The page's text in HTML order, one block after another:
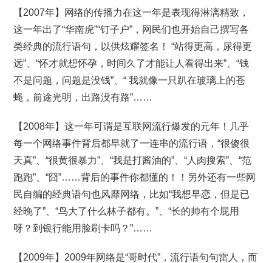
【2007年】网络的传播力在这一年是表现得淋漓精致，
这一年出了“华南虎”“钉子户”，网民们也开始自己撰写各
类经典的流行语句，以供炫耀签名！ “站得更高，尿得更
远”、“怀才就想怀孕，时间久了才能让人看得出来”、“钱
不是问题，问题是没钱”、“ 我就像一只趴在玻璃上的苍
蝇，前途光明，出路没有路”……
【2008年】这一年可谓是互联网流行爆发的元年！几乎
每一个网络事件背后都早就了一连串的流行语，“很傻很
天真”、“很黄很暴力”、“我是打酱油的”、“人肉搜索”、“范
跑跑”、“囧”……背后的事件你都懂的！！另外还有一些网
民自编的经典语句也风靡网络，比如“我想早恋，但是已
经晚了”、“鸟大了什么林子都有。”、“长的帅有个屁用
呀？到银行能用脸刷卡吗？”……
【2009年】2009年网络是“哥时代”，流行语句句雷人，而